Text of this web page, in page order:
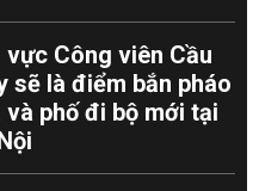
vực Công viên Cầu
sẽ là điểm bắn pháo
và phố đi bộ mới tại